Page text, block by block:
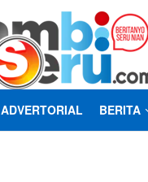
ADVERTORIAL BERITA